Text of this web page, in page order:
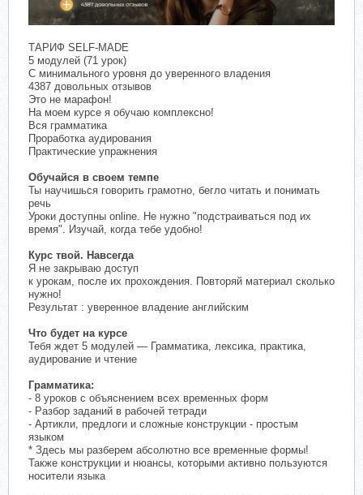
ТАРИФ SELF-MADE
5 модулей (71 урок)
С минимального уровня до уверенного владения
4387 довольных отзывов
Это не марафон!
На моем курсе я обучаю комплексно!
Вся грамматика
Проработка аудирования
Практические упражнения
Обучайся в своем темпе
Ты научишься говорить грамотно, бегло читать и понимать
речь
Уроки доступны online. Не нужно "подстраиваться под их
время". Изучай, когда тебе удобно!
Курс твой. Навсегда
Я не закрываю доступ
к урокам, после их прохождения. Повторяй материал сколько
нужно!
Результат : уверенное владение английским
Что будет на курсе
Тебя ждет 5 модулей — Грамматика, лексика, практика,
аудирование и чтение
Грамматика:
- 8 уроков с объяснением всех временных форм
- Разбор заданий в рабочей тетради
- Артикли, предлоги и сложные конструкции - простым
языком
* Здесь мы разберем абсолютно все временные формы!
Также конструкции и нюансы, которыми активно пользуются
носители языка